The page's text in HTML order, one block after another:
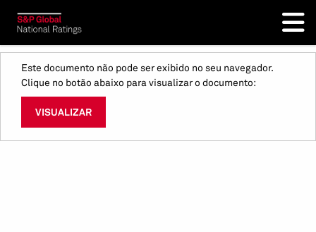
Este documento não pode ser exibido no seu navegador.
Clique no botão abaixo para visualizar o documento:
VISUALIZAR